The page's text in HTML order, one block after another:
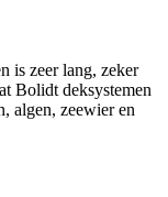
is zeer lang, zeker
Bolidt deksystemen
algen, zeewier en